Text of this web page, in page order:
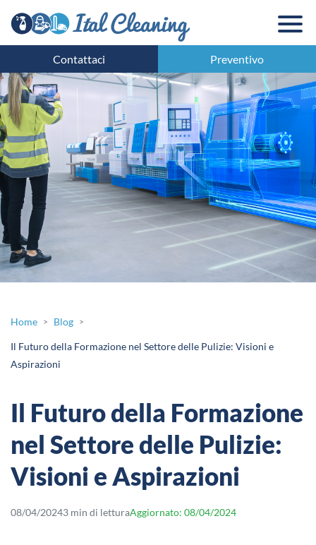
Contattaci Preventivo
Home > Blog >
Il Futuro della Formazione nel Settore delle Pulizie: Visioni e
Aspirazioni
Il Futuro della Formazione
nel Settore delle Pulizie:
Visioni e Aspirazioni
08/04/20243 min di letturaAggiornato: 08/04/2024